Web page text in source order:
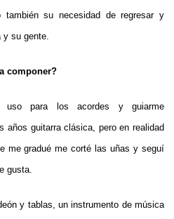
su necesidad de regresar y
su gente.
componer?
para los acordes y guiarme
años guitarra clásica, pero en realidad
me gradué me corté las uñas y seguí
gusta.
y tablas, un instrumento de música